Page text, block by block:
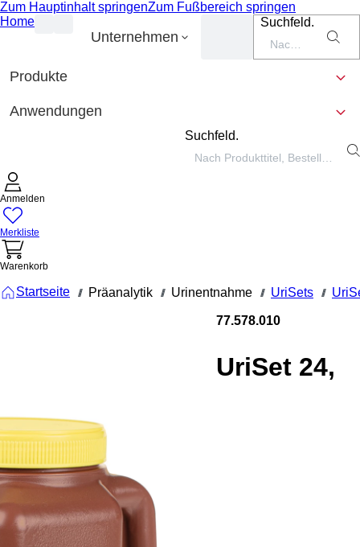
Zum Hauptinhalt springenZum Fußbereich springen
Home
Unternehmen
Suchfeld.
Produkte
Anwendungen
Suchfeld.
Anmelden
Merkliste
Warenkorb
Startseite /// Präanalytik /// Urinentnahme /// UriSets ///
77.578.010
UriSet 24,